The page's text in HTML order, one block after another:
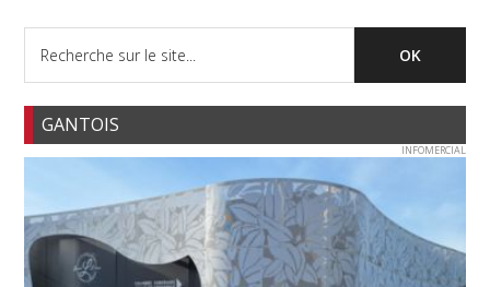
GANTOIS
INFOMERCIAL